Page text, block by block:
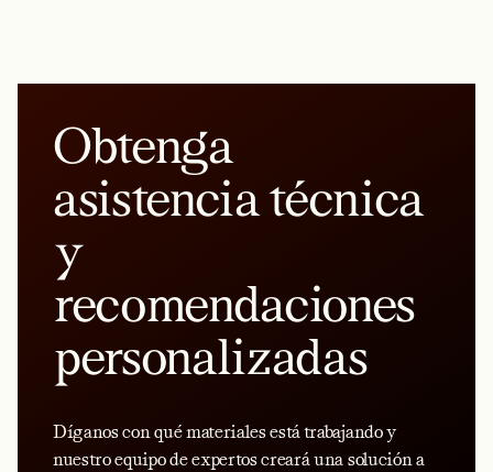
Obtenga
asistencia técnica
y
recomendaciones
personalizadas
Díganos con qué materiales está trabajando y
nuestro equipo de expertos creará una solución a